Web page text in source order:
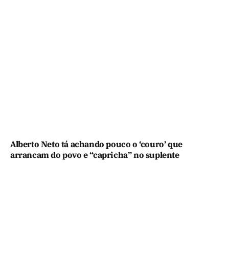
Alberto Neto tá achando pouco o ‘couro’ que
arrancam do povo e “capricha” no suplente